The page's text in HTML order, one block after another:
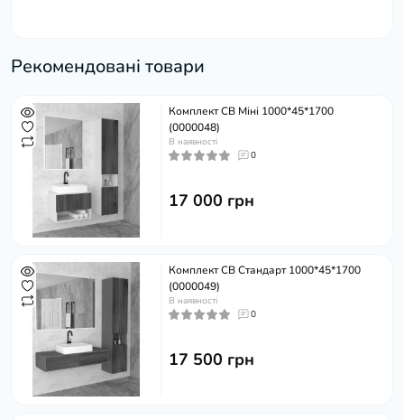
Рекомендовані товари
Комплект СВ Міні 1000*45*1700
(0000048)
В наявності
0
17 000 грн
Комплект СВ Стандарт 1000*45*1700
(0000049)
В наявності
0
17 500 грн